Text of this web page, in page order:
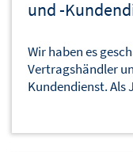
und -
Wir haben es
Vertragshändler
Kundendienst. Als